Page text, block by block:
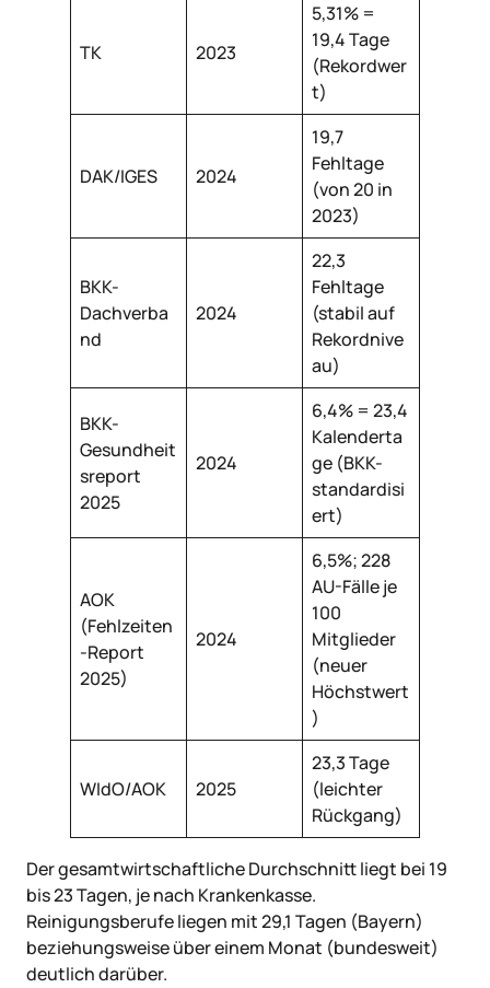
TK 2023
5,31% =
19,4 Tage
(Rekordwer
t)
DAK/IGES 2024
19,7
Fehltage
(von 20 in
2023)
BKK-
Dachverba
nd
2024
22,3
Fehltage
(stabil auf
Rekordnive
au)
BKK-
Gesundheit
sreport
2025
2024
6,4% = 23,4
Kalenderta
ge (BKK-
standardisi
ert)
AOK
(Fehlzeiten
-Report
2025)
2024
6,5%; 228
AU-Fälle je
100
Mitglieder
(neuer
Höchstwert
)
WIdO/AOK 2025
23,3 Tage
(leichter
Rückgang)
Der gesamtwirtschaftliche Durchschnitt liegt bei 19
bis 23 Tagen, je nach Krankenkasse.
Reinigungsberufe liegen mit 29,1 Tagen (Bayern)
beziehungsweise über einem Monat (bundesweit)
deutlich darüber.